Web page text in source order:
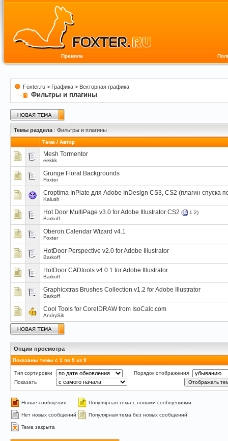
Правила
Foxter.ru > Графика > Векторная графика
Фильтры и плагины
Темы раздела : Фильтры и плагины
Тема / Автор
Mesh Tormentor
eekkk
Grunge Floral Backgrounds
Foxter
Croptima InPlate для Adobe InDesign CS3, CS2 (плагин спуска
Kalush
Hot Door MultiPage v3.0 for Adobe Illustrator CS2 ( 1 2)
Barkoff
Oberon Calendar Wizard v4.1
Foxter
HotDoor Perspective v2.0 for Adobe Illustrator
Barkoff
HotDoor CADtools v4.0.1 for Adobe Illustrator
Barkoff
Graphicxtras Brushes Collection v1.2 for Adobe Illustrator
Barkoff
Cool Tools for CorelDRAW from IsoCalc.com
AndrySib
Опции просмотра
Показаны темы с 1 по 9 из 9
Тип сортировки
Порядок отображения
Показать
Новые сообщения Популярная тема с новыми сообщениями
Нет новых сообщений Популярная тема без новых сообщений
Тема закрыта